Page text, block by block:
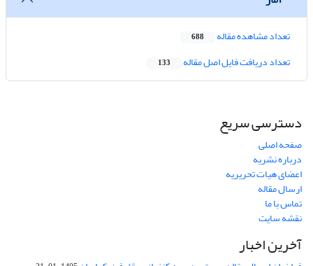
تعداد مشاهده مقاله 688
تعداد دریافت فایل اصل مقاله 133
دسترسی سریع
صفحه اصلی
درباره نشریه
اعضای هیات تحریریه
ارسال مقاله
تماس با ما
نقشه سایت
آخرین اخبار